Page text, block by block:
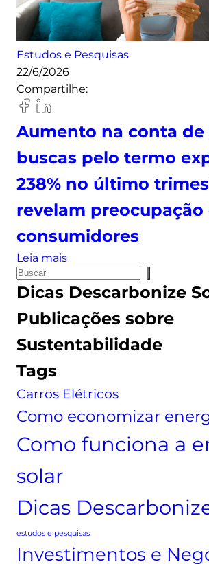
Estudos e Pesquisas
22/6/2026
Compartilhe:
Aumento na conta de
buscas pelo termo
238% no último
revelam preocupação
consumidores
Leia mais:
u
e
n
n
a
o
d
e
l
P
e
q
u
s
a
Dicas Descarbonize
Publicações sobre
Sustentabilidade
Tags
Carros Elétricos
Como economizar
Como funciona a
solar
Dicas
estudos e pesquisas
Investimentos e